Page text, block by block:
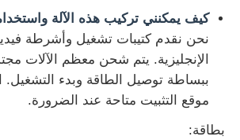
كيف يمكنني تركيب هذه الآلة
نحن نقدم كتيبات تشغيل وأشرطة
الإنجليزية. يتم شحن معظم الآلات
ببساطة توصيل الطاقة وبدء
موقع التثبيت متاحة عند الضرورة.
بطاقة: